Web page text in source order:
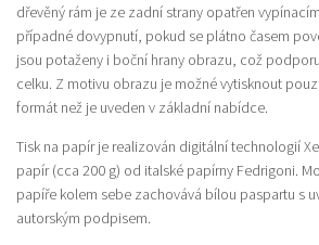
dřevěný rám je ze zadní strany opatřen
případné dovypnutí, pokud se plátno časem
jsou potaženy i boční hrany obrazu, což
celku. Z motivu obrazu je možné vytisknout
formát než je uveden v základní nabídce.
Tisk na papír je realizován digitální technologií
papír (cca 200 g) od italské papírny Fedrigoni.
papíře kolem sebe zachovává bílou paspartu s
autorským podpisem.